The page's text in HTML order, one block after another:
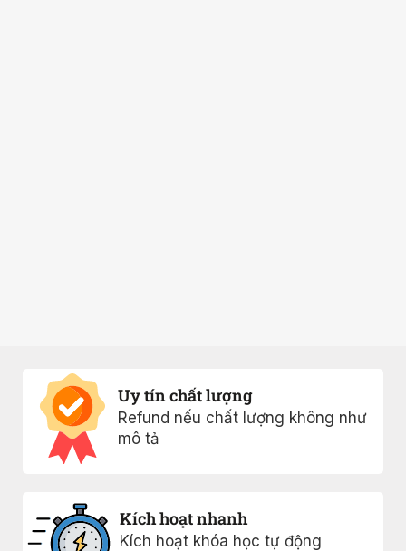
Uy tín chất lượng
Refund nếu chất lượng không như
mô tả
Kích hoạt nhanh
Kích hoạt khóa học tự động